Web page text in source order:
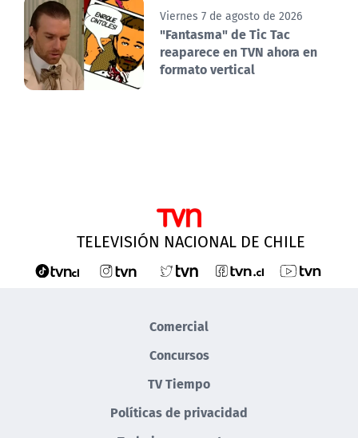
Viernes 7 de agosto de 2026
"Fantasma" de Tic Tac
reaparece en TVN ahora en
formato vertical
TELEVISIÓN NACIONAL DE CHILE
Comercial
Concursos
TV Tiempo
Políticas de privacidad